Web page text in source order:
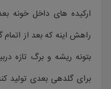
ارکیده های داخل خونه
راهش اینه که بعد از
بتونه ریشه و برگ تازه
برای گلدهی بعدی تولید